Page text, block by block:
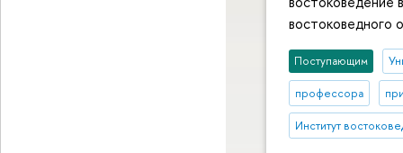
Поступающим
профессора
Институт